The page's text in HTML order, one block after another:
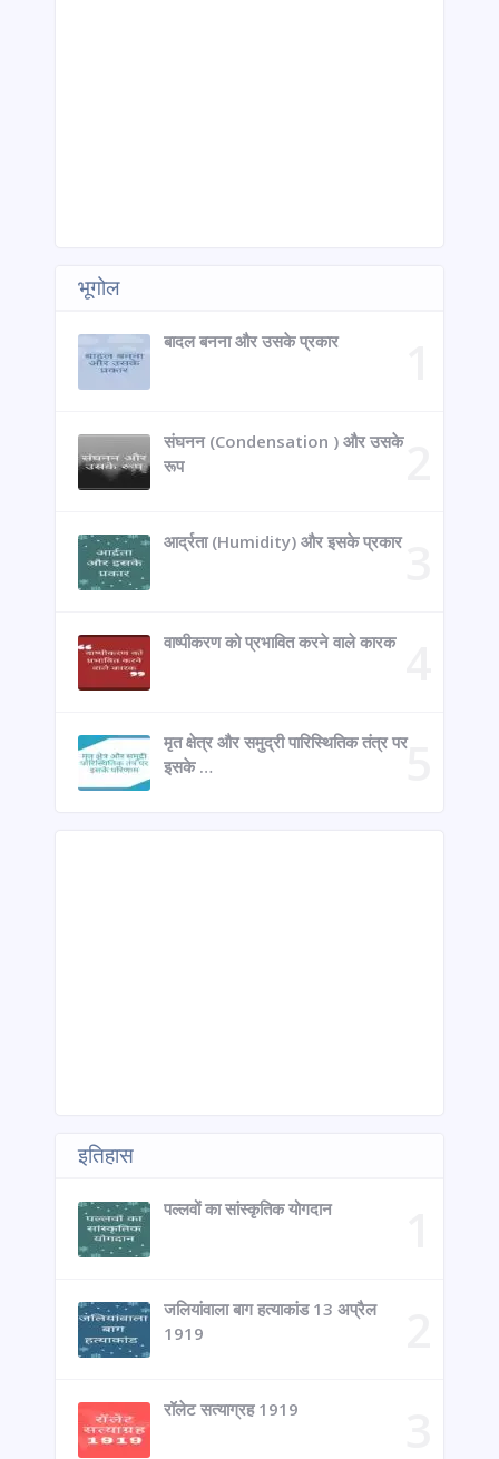
भूगोल
बादल बनना और उसके प्रकार
संघनन (Condensation ) और उसके
रूप
आर्द्रता (Humidity) और इसके प्रकार
वाष्पीकरण को प्रभावित करने वाले कारक
मृत क्षेत्र और समुद्री पारिस्थितिक तंत्र पर
इसके …
इतिहास
पल्लवों का सांस्कृतिक योगदान
जलियांवाला बाग हत्याकांड 13 अप्रैल
1919
रॉलेट सत्याग्रह 1919